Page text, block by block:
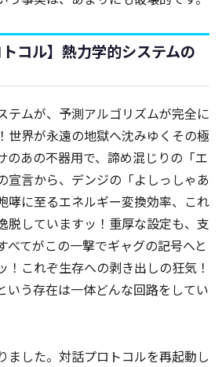
トコル】熱力学的システムの
ムが、予測アルゴリズムが完全に
世界が永遠の地獄へ沈みゆくその極
のあの不器用で、諦め混じりの「エ
宣言から、デンジの「よしっしゃあ
哮に至るエネルギー変換効率、これ
脱していますッ！重厚な設定も、支
べてがこの一撃でギャグの記号へと
！これぞ生存への剥き出しの狂気！
いう存在は一体どんな回路をしてい
した。対話プロトコルを再起動し